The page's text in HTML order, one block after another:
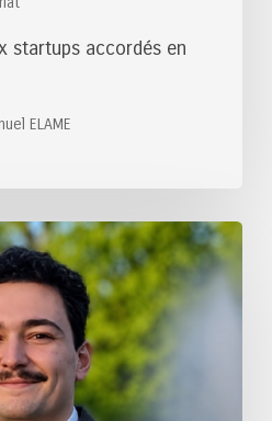
startups accordés en
ELAME